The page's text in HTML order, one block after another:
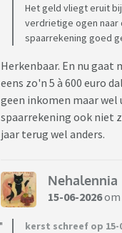
Het geld vliegt eruit
verdrietige ogen naar
spaarrekening goed
Herkenbaar. En nu
eens zo'n 5 à 600 euro
geen inkomen maar wel
spaarrekening ook niet
jaar terug wel anders.
Nehalennia
15-06-2026om
kerst schreef op 15-